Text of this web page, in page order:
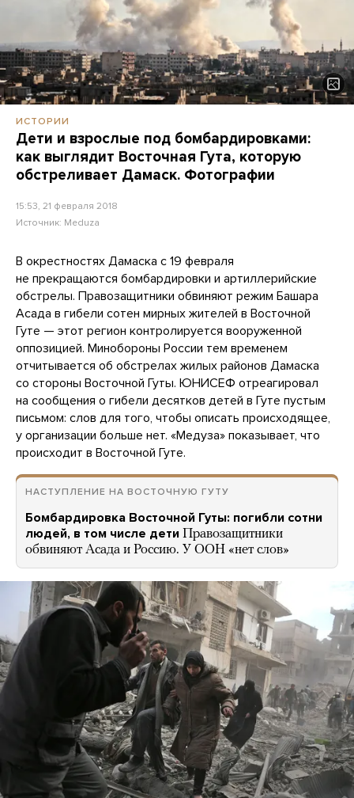
ИСТОРИИ
Дети и взрослые под бомбардировками:
как выглядит Восточная Гута, которую
обстреливает Дамаск. Фотографии
15:53, 21 февраля 2018
Источник: Meduza
В окрестностях Дамаска с 19 февраля
не прекращаются бомбардировки и артиллерийские
обстрелы. Правозащитники обвиняют режим Башара
Асада в гибели сотен мирных жителей в Восточной
Гуте — этот регион контролируется вооруженной
оппозицией. Минобороны России тем временем
отчитывается об обстрелах жилых районов Дамаска
со стороны Восточной Гуты. ЮНИСЕФ отреагировал
на сообщения о гибели десятков детей в Гуте пустым
письмом: слов для того, чтобы описать происходящее,
у организации больше нет. «Медуза» показывает, что
происходит в Восточной Гуте.
НАСТУПЛЕНИЕ НА ВОСТОЧНУЮ ГУТУ
Бомбардировка Восточной Гуты: погибли сотни
людей, в том числе дети Правозащитники
обвиняют Асада и Россию. У ООН «нет слов»